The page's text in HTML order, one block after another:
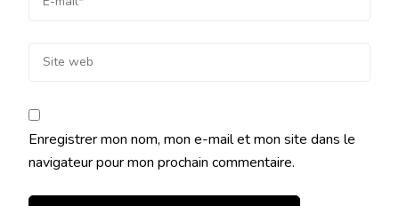
Enregistrer mon nom, mon e-mail et mon site dans le
navigateur pour mon prochain commentaire.